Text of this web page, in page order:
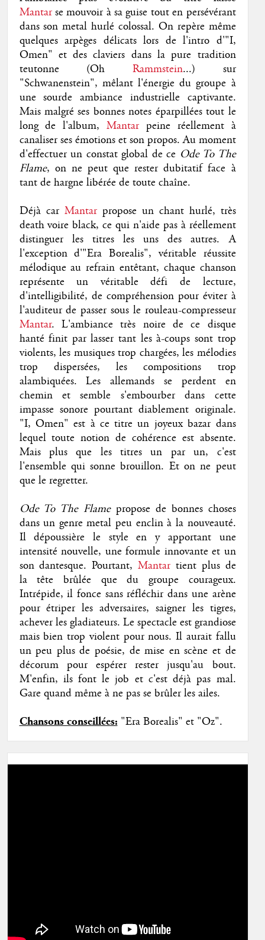
Mantarse mouvoir à sa guise tout en persévérant
dans son metal hurlé colossal. On repère même
quelques arpèges délicats lors de l'intro d'"I,
Omen" et des claviers dans la pure tradition
teutonne (Oh Rammstein...) sur
"Schwanenstein", mêlant l'énergie du groupe à
une sourde ambiance industrielle captivante.
Mais malgré ses bonnes notes éparpillées tout le
long de l'album, Mantarpeine réellement à
canaliser ses émotions et son propos. Au moment
d'effectuer un constat global de ce Ode To The
Flame, on ne peut que rester dubitatif face à
tant de hargne libérée de toute chaîne.
Déjà car Mantarpropose un chant hurlé, très
death voire black, ce qui n'aide pas à réellement
distinguer les titres les uns des autres. A
l'exception d'"Era Borealis", véritable réussite
mélodique au refrain entêtant, chaque chanson
représente un véritable défi de lecture,
d'intelligibilité, de compréhension pour éviter à
l'auditeur de passer sous le rouleau-compresseur
Mantar. L'ambiance très noire de ce disque
hanté finit par lasser tant les à-coups sont trop
violents, les musiques trop chargées, les mélodies
trop dispersées, les compositions trop
alambiquées. Les allemands se perdent en
chemin et semble s'embourber dans cette
impasse sonore pourtant diablement originale.
"I, Omen" est à ce titre un joyeux bazar dans
lequel toute notion de cohérence est absente.
Mais plus que les titres un par un, c'est
l'ensemble qui sonne brouillon. Et on ne peut
que le regretter.
Ode To The Flamepropose de bonnes choses
dans un genre metal peu enclin à la nouveauté.
Il dépoussière le style en y apportant une
intensité nouvelle, une formule innovante et un
son dantesque. Pourtant, Mantartient plus de
la tête brûlée que du groupe courageux.
Intrépide, il fonce sans réfléchir dans une arène
pour étriper les adversaires, saigner les tigres,
achever les gladiateurs. Le spectacle est grandiose
mais bien trop violent pour nous. Il aurait fallu
un peu plus de poésie, de mise en scène et de
décorum pour espérer rester jusqu'au bout.
M'enfin, ils font le job et c'est déjà pas mal.
Gare quand même à ne pas se brûler les ailes.
Chansons conseillées:"Era Borealis" et "Oz".